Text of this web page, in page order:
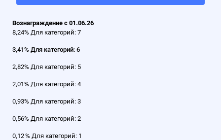
Вознаграждение с 01.06.26
8,24% Для категорий: 7
3,41% Для категорий: 6
2,82% Для категорий: 5
2,01% Для категорий: 4
0,93% Для категорий: 3
0,56% Для категорий: 2
0,12 % Для категорий: 1